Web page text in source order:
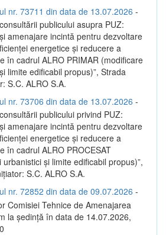
nr. 73711 din data de 13.07.2026 -
publicului asupra PUZ:
amenajare incintă pentru dezvoltare
energetice și reducere a
în cadrul ALRO PRIMAR (modificare
limite edificabil propus)”, Strada
S.C. ALRO S.A.
nr. 73706 din data de 13.07.2026 -
publicului privind PUZ:
amenajare incintă pentru dezvoltare
energetice și reducere a
în cadrul ALRO PROCESAT
și limite edificabil propus)”,
S.C. ALRO S.A.
nr. 72852 din data de 09.07.2026 -
Comisiei Tehnice de Amenajarea
la ședință în data de 14.07.2026,